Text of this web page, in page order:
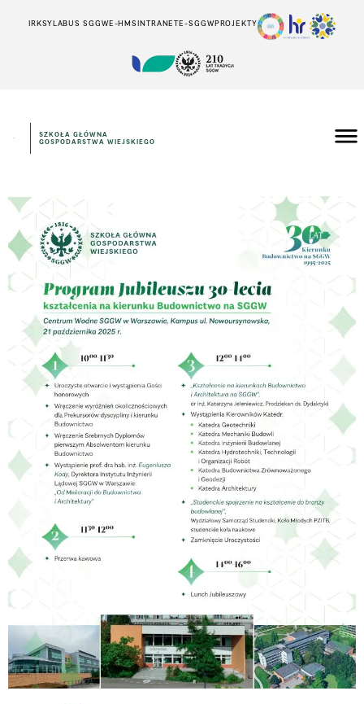
IRKSYLABUS SGGWE-HMSINTRANETE-SGGWPROJEKTY
SZKOŁA GŁÓWNA
GOSPODARSTWA WIEJSKIEGO